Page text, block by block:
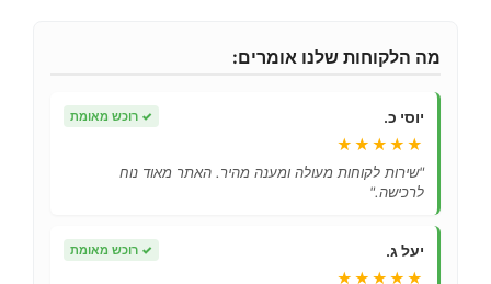
מה הלקוחות שלנו אומרים:
יוסי כ. ✓ רוכש מאומת
★★★★★
"שירות לקוחות מעולה ומענה מהיר. האתר מאוד נוח
לרכישה."
יעל ג. ✓ רוכש מאומת
★★★★★